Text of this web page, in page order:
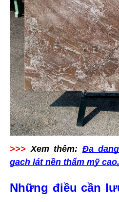
>>> Xem thêm: Đa
gạch lát nền thẩm mỹ
Những điều cần